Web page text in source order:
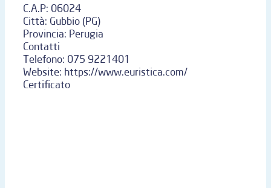
C.A.P: 06024
Città: Gubbio (PG)
Provincia: Perugia
Contatti
Telefono: 075 9221401
Website: https://www.euristica.com/
Certificato